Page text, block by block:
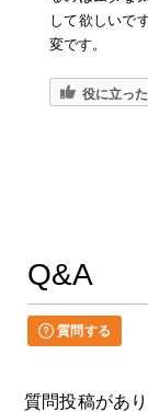
して欲しいで
変です。
役に立った
Q&A
質問する
質問投稿があ